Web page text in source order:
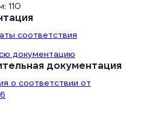
110
соответствия
документацию
документация
о соответствии от